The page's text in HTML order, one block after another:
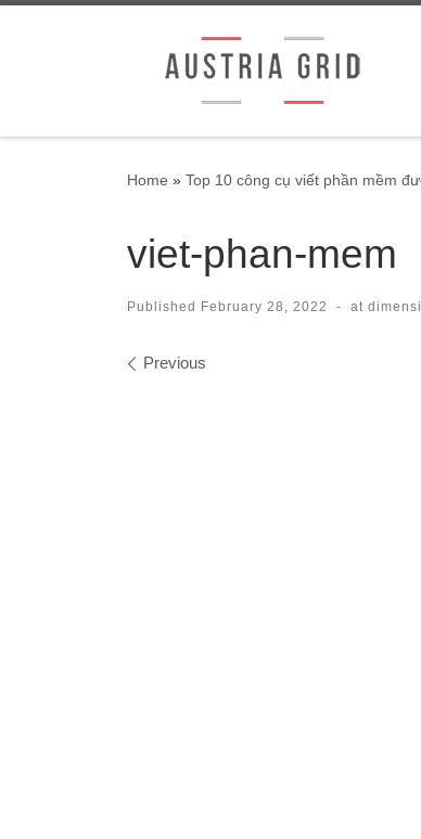
Home » Top 10 công cụ viết phần mềm
viet-phan-mem
Published February 28, 2022 - at
Images navigation
Previous